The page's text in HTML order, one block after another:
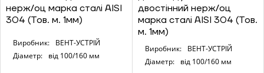
нерж/оц марка сталі AISI
304 (Тов. м. 1мм)
Виробник:
ВЕНТ-УСТРІЙ
Діаметр:
від 100/160 мм
двостінний нерж/оц
марка сталі AISI 304 (Тов.
м. 1мм)
Виробник:
ВЕНТ-УСТРІЙ
Діаметр:
від 100/160 мм